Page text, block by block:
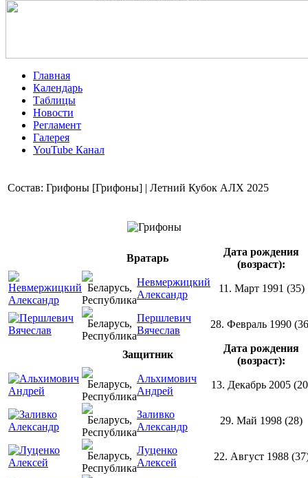
Главная
Календарь
Таблицы
Новости
Регламент
Галерея
YouTube Канал
Состав: Грифоны [Грифоны] | Летний Кубок АЛХ 2025
Вратарь
Дата рождения
(возраст):
Невмержицкий
Александр
11. Март 1991 (35)
Першлевич
Вячеслав
28. Февраль 1990
Защитник
Дата рождения
(возраст):
Альхимович
Андрей
13. Декабрь 2005
Заливко
Александр
29. Май 1998 (28)
Луценко
Алексей
22. Август 1988